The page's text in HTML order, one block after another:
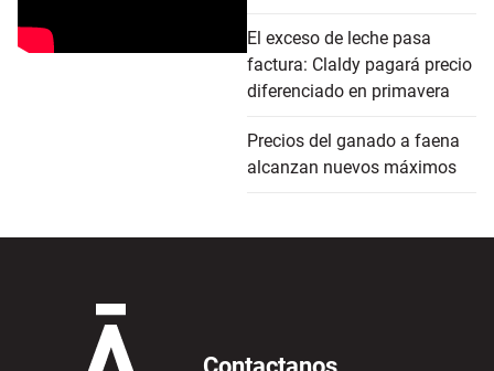
El exceso de leche pasa
factura: Claldy pagará precio
diferenciado en primavera
Precios del ganado a faena
alcanzan nuevos máximos
Contactanos